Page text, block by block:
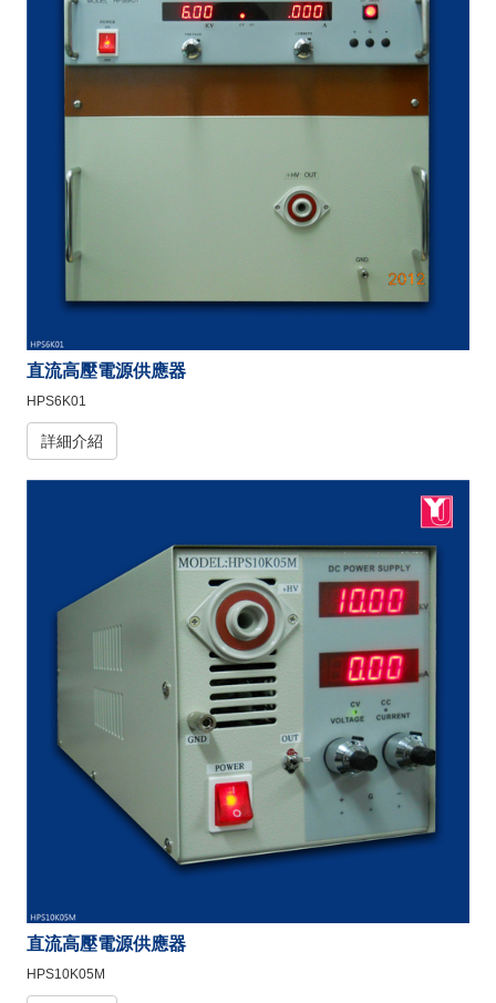
直流高壓電源供應器
HPS6K01
詳細介紹
直流高壓電源供應器
HPS10K05M